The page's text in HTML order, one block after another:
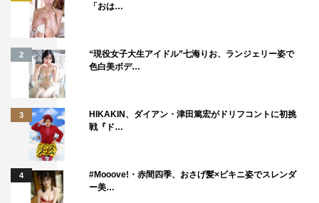
「おは…
2
“現役女子大生アイドル”七海りお、ランジェリー姿で
色白美ボデ…
3
HIKAKIN、ダイアン・津田篤宏がドリフコントに初挑
戦『ド…
4
#Mooove!・赤間四季、おさげ髪×ビキニ姿でスレンダ
ー美…